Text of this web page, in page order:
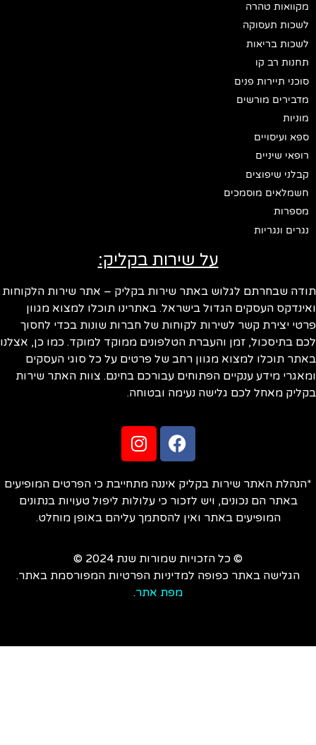
מקוואות טהרה
לשכות תעסוקה
לשכות בריאות
תחנות רב קו
סוכני תיירות פנים
מדבירים מורשים
מוניות
ספא ועיסויים
רופאי שיניים
קבלני שיפוצים
חשמלאים מוסמכים
מספרות
נגרים ונגריות
על שירות בקליק:
שבחרתם לגלוש באתר שירות בקליק – אתר שירות הלקוחות
העסקים הגדול בישראל. באתרינו תוכלו למצוא מגוון
יצירת קשר לשירות לקוחות של חברות שונות בכדי לחסוך
בתיסכול, זמן והעברת הטלפונים ממוקד למוקד. כמו כן, אצלנו
תוכלו למצוא מגוון רחב של פרטים על כל סוגי העסקים
מידע ענקיים הפתוחים עבורכם בחינם. צוות האתר שירות
מאחל לכם גלישה נעימה ובטוחה.
האתר שירות בקליק איננה מתחייבת כי הפרטים המופיעים
באתר הם נכונים, ויש לזכור כי עלולות ליפול טעויות בנתונים
המופיעים באתר ואין להסתמך עליהם באופן מוחלט.
© כל הזכויות שמורות שנת 2024 ©
הגלישה באתר כפופה למדיניות הפרטיות המפורסמת באתר.
מפת אתר.